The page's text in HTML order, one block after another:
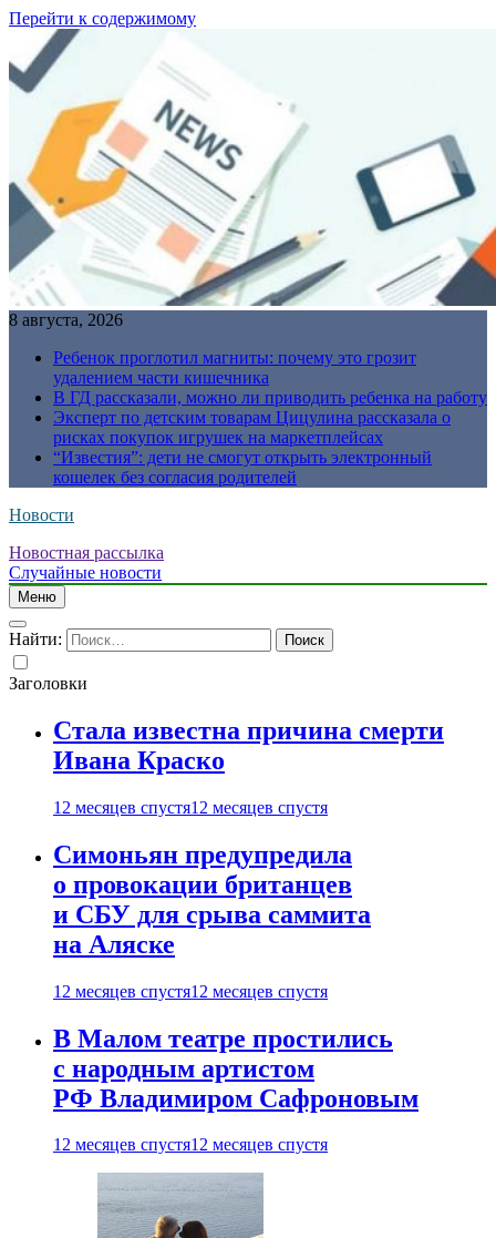
Перейти к содержимому
8 августа, 2026
Ребенок проглотил магниты: почему это грозит
удалением части кишечника
В ГД рассказали, можно ли приводить ребенка на работу
Эксперт по детским товарам Цицулина рассказала о
рисках покупок игрушек на маркетплейсах
“Известия”: дети не смогут открыть электронный
кошелек без согласия родителей
Новости
Новостная рассылка
Случайные новости
Меню
Найти:
Заголовки
Стала известна причина смерти
Ивана Краско
12 месяцев спустя12 месяцев спустя
Симоньян предупредила
о провокации британцев
и СБУ для срыва саммита
на Аляске
12 месяцев спустя12 месяцев спустя
В Малом театре простились
с народным артистом
РФ Владимиром Сафроновым
12 месяцев спустя12 месяцев спустя